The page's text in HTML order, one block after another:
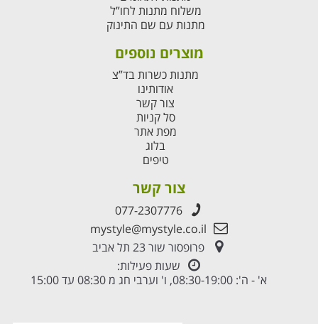
משלוח מתנות לחו”ל
מתנות עם שם התינוק
מוצרים נוספים
מתנות כשרות בד”צ
אודותינו
צור קשר
סל קניות
מפת אתר
בלוג
טיפים
צור קשר
077-2307776
mystyle@mystyle.co.il
פרופסור שור 23 תל אביב
שעות פעילות:
א' - ה': 08:30-19:00, ו' וערבי חג מ 08:30 עד 15:00